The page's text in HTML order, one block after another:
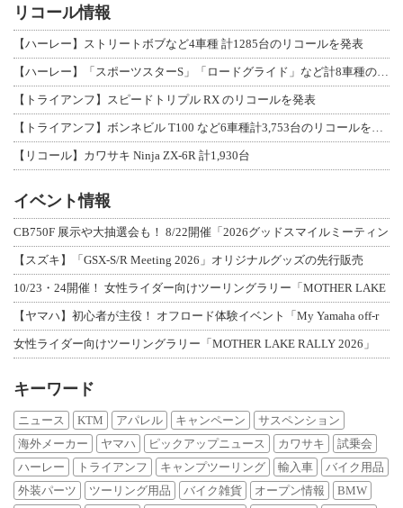
リコール情報
【ハーレー】ストリートボブなど4車種 計1285台のリコールを発表
【ハーレー】「スポーツスターS」「ロードグライド」など計8車種のリコールを発表
【トライアンフ】スピードトリプル RX のリコールを発表
【トライアンフ】ボンネビル T100 など6車種計3,753台のリコールを発表
【リコール】カワサキ Ninja ZX-6R 計1,930台
イベント情報
CB750F 展示や大抽選会も！ 8/22開催「2026グッドスマイルミーティン
【スズキ】「GSX-S/R Meeting 2026」オリジナルグッズの先行販売
10/23・24開催！ 女性ライダー向けツーリングラリー「MOTHER LAKE
【ヤマハ】初心者が主役！ オフロード体験イベント「My Yamaha off-r
女性ライダー向けツーリングラリー「MOTHER LAKE RALLY 2026」
キーワード
ニュース KTM アパレル キャンペーン
サスペンション
海外メーカー
ヤマハ ピックアップニュース カワサキ
試乗会
ハーレー
トライアンフ キャンプツーリング 輸入車
バイク用品
外装パーツ
ツーリング用品 バイク雑貨 オープン情報
BMW